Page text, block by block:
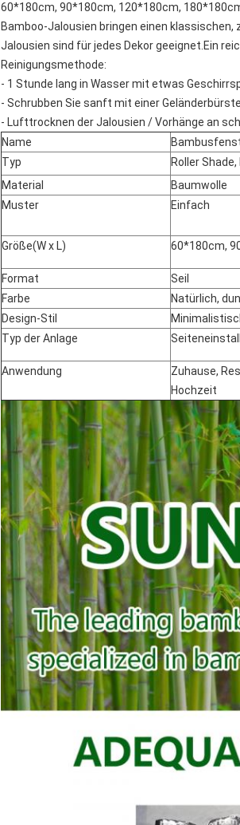
60*180cm, 90*180cm, 120*180cm,
Bamboo-Jalousien bringen einen
Jalousien sind für jedes Dekor geeignet.Ein
Reinigungsmethode:
- 1 Stunde lang in Wasser mit etwas
- Schrubben Sie sanft mit einer
- Lufttrocknen der Jalousien / Vorhänge an
Name
Typ
Roller
Material
Baumwolle
Muster
Einfach
Größe(W x L) 60*180cm,
Format
Seil
Farbe
Natürlich,
Design-Stil
Typ der Anlage
Anwendung
Zuhause,
Hochzeit